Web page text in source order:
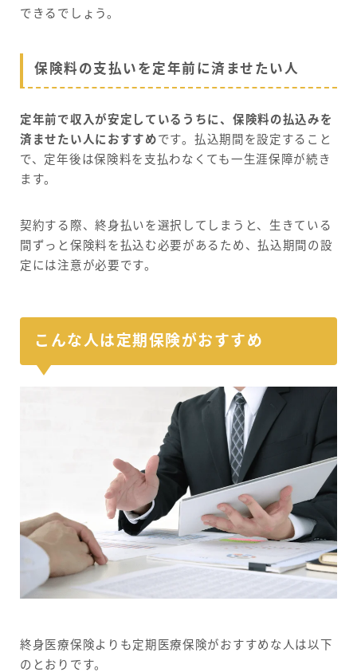
できるでしょう。
保険料の支払いを定年前に済ませたい人
定年前で収入が安定しているうちに、保険料の払込みを
済ませたい人におすすめです。払込期間を設定すること
で、定年後は保険料を支払わなくても一生涯保障が続き
ます。
契約する際、終身払いを選択してしまうと、生きている
間ずっと保険料を払込む必要があるため、払込期間の設
定には注意が必要です。
こんな人は定期保険がおすすめ
終身医療保険よりも定期医療保険がおすすめな人は以下
のとおりです。